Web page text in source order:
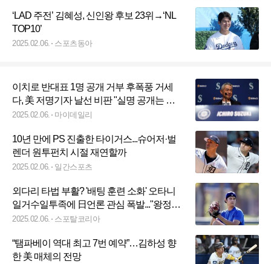
‘LAD 주전’ 김혜성, 신인왕 후보 23위→‘NL
TOP10’
2025.02.06. 스포츠동아
이치로 반대표 1명 공개 거부 후폭풍 거세
다, 美 저명기자 날선 비판 "실명 공개는 당
연한 것"
2025.02.06. 마이데일리
10년 만에 PS 진출한 타이거스...슈어저·벌
렌더 원투펀치 시절 재연할까
2025.02.06. 일간스포츠
외다리 타법 부활? '배팅 훈련 소화' 오타니
일거수일투족에 日언론 관심 폭발..."왕정치
같다"
2025.02.06. 스포탈코리아
“탬파베이 역대 최고 7번 예약”…김하성 향
한 美 매체의 전망